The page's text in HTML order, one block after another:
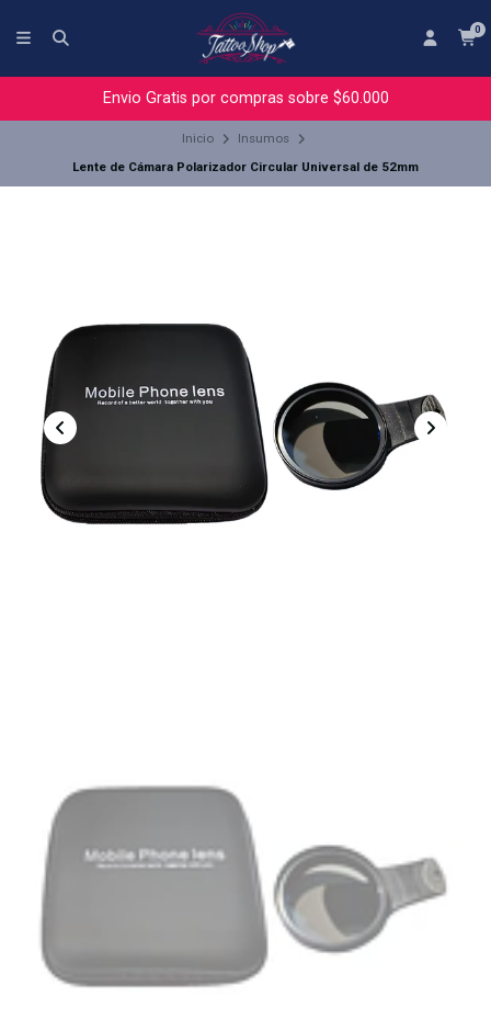
0
Envio Gratis por compras sobre $60.000
Inicio
Insumos
Lente de Cámara Polarizador Circular Universal de 52mm